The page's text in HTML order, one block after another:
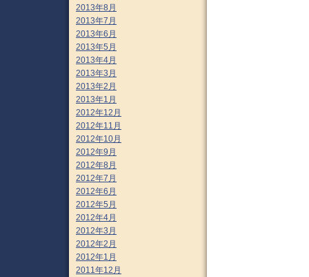
2013年8月
2013年7月
2013年6月
2013年5月
2013年4月
2013年3月
2013年2月
2013年1月
2012年12月
2012年11月
2012年10月
2012年9月
2012年8月
2012年7月
2012年6月
2012年5月
2012年4月
2012年3月
2012年2月
2012年1月
2011年12月